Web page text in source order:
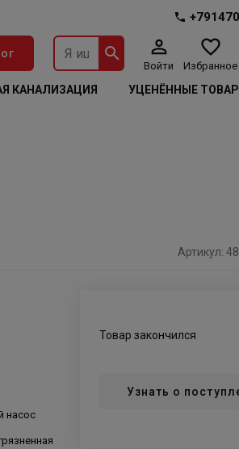
Войти Избранное
КАНАЛИЗАЦИЯ УЦЕНЁННЫЕ
Артикул:
насос
Товар закончился
Узнать о